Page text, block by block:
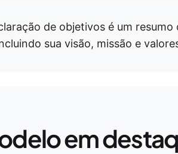
de objetivos é um
sua visão, missão e
em